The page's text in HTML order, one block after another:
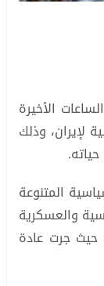
الأخيرة
لإيران، وذلك
المتنوعة
والعسكرية
حيث جرت عادة